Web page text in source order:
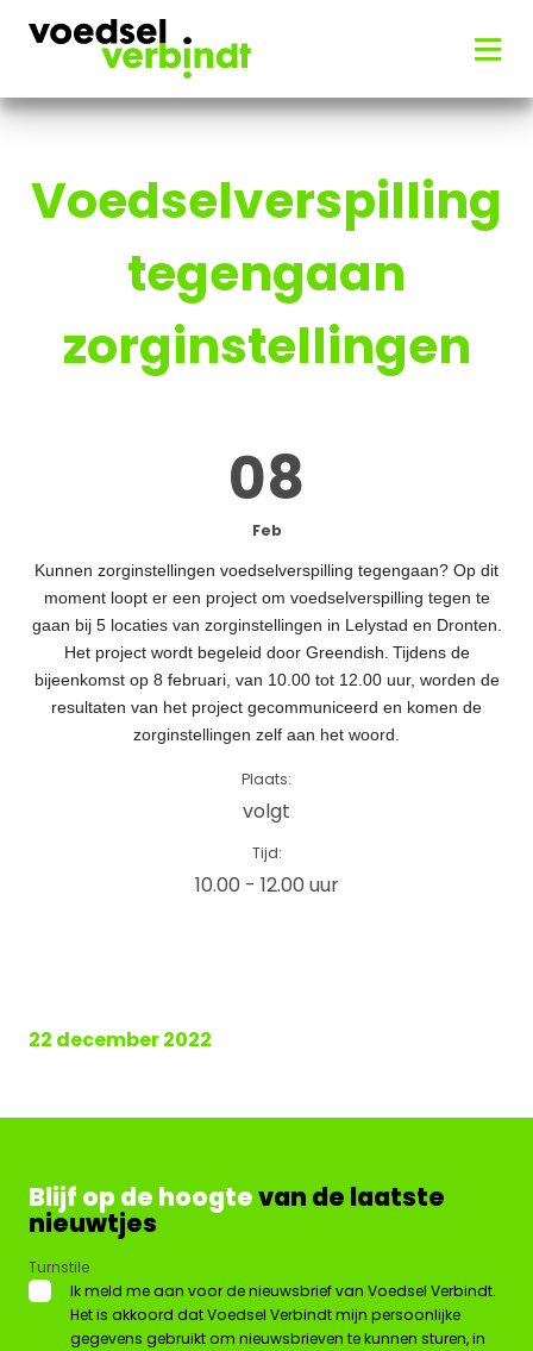
Voedselverspilling
tegengaan
zorginstellingen
08
Feb
Kunnen zorginstellingen voedselverspilling tegengaan? Op dit
moment loopt er een project om voedselverspilling tegen te
gaan bij 5 locaties van zorginstellingen in Lelystad en Dronten.
Het project wordt begeleid door Greendish. Tijdens de
bijeenkomst op 8 februari, van 10.00 tot 12.00 uur, worden de
resultaten van het project gecommuniceerd en komen de
zorginstellingen zelf aan het woord.
Plaats:
volgt
Tijd:
10.00 - 12.00 uur
22 december 2022
Blijf op de hoogtevan de laatste
nieuwtjes
*
Ik meld me aan voor de nieuwsbrief van Voedsel Verbindt.
Het is akkoord dat Voedsel Verbindt mijn persoonlijke
gegevens gebruikt om nieuwsbrieven te kunnen sturen, in
Turnstile